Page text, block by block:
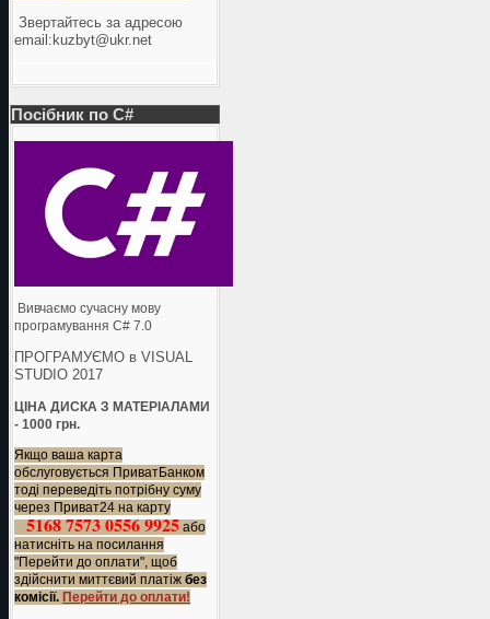
Звертайтесь за адресою
еmail:kuzbyt@ukr.net
Посібник по C#
Вивчаємо сучасну мову
програмування C# 7.0
ПРОГРАМУЄМО в VISUAL
STUDIO 2017
ЦІНА ДИСКА З МАТЕРІАЛАМИ
- 1000 грн.
Якщо ваша карта
обслуговується ПриватБанком
тоді переведіть потрібну суму
через Приват24 на карту
5168 7573 0556 9925 або
натисніть на посилання
"Перейти до оплати", щоб
здійснити миттєвий платіж без
комісії. Перейти до оплати!